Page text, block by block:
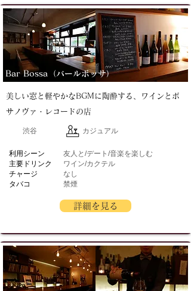
Bar Bossa（バールボッサ）
美しい窓と軽やかなBGMに陶酔する、ワインとボ
サノヴァ・レコードの店
渋谷 カジュアル
​利用シーン
主要ドリンク
チャージ
タバコ
友人と/デート/音楽を楽しむ
ワイン/カクテル
なし
禁煙
詳細を見る